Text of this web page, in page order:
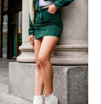
najgorętsze
kobiecej garderoby,
podpowiedziami.
wątpienia będzie
podkreślających